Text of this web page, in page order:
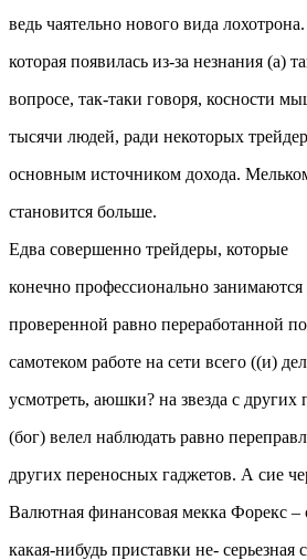
ведь чаятельно нового вида
которая появилась из-за незнания (а)
вопросе, так-таки говоря, косности
тысячи людей, ради некоторых
основным источником дохода.
становится больше.
Едва совершенно трейдеры, которые
конечно профессионально
проверенной равно переработанной
самотеком работе на сети всего ((и)
усмотреть, аюшки? на звезда с
(бог) велел наблюдать равно
других переносных гаджетов. А сие
Валютная финансовая мекка Форекс –
какая-нибудь приставки не-